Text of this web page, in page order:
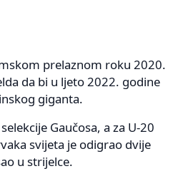
prelaznom roku 2020.
da bi u ljeto 2022. godine
giganta.
Gaučosa, a za U-20
svijeta je odigrao dvije
u strijelce.